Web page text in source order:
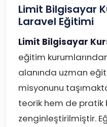
Limit Bilgisayar
Laravel Eğitimi
Limit Bilgisayar
eğitim
alanında uzman
misyonunu
teorik hem de pratik
zenginleştirilmiştir.